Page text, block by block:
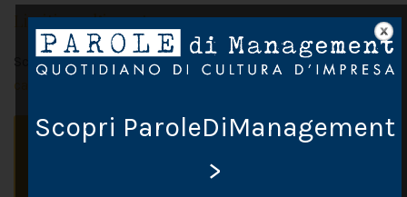
Limitiamo l’incertezza
Scritto da Chiara Lupi il13 Ottobre 2019 . Postato inPausa
caffè
Scopri ParoleDiManagement
>